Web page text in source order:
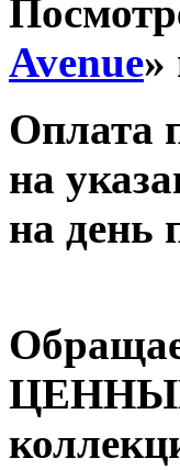
Avenue»
Оплата
на
на день
ЦЕННЫЕ